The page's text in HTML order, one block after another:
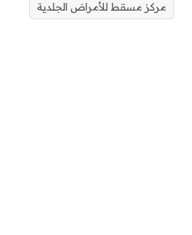
مركز مسقط للأمراض الجلدية